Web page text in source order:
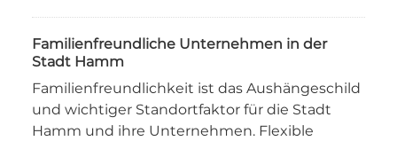
Familienfreundliche Unternehmen in der
Stadt Hamm
Familienfreundlichkeit ist das Aushängeschild
und wichtiger Standortfaktor für die Stadt
Hamm und ihre Unternehmen. Flexible